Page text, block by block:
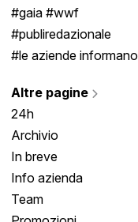
#gaia #wwf
#publiredazionale
#le aziende informano
Altre pagine
24h
Archivio
In breve
Info azienda
Team